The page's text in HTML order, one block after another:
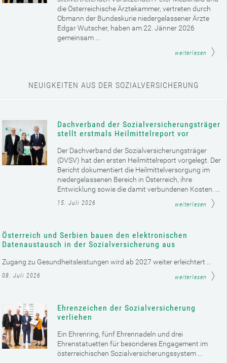
die Österreichische Ärztekammer, vertreten durch
Obmann der Bundeskurie niedergelassener Ärzte
Edgar Wutscher, haben am 22. Jänner 2026
gemeinsam ...
weiterlesen
NEUIGKEITEN AUS DER SOZIALVERSICHERUNG
Dachverband der Sozialversicherungsträger
stellt erstmals Heilmittelreport vor
Der Dachverband der Sozialversicherungsträger
(DVSV) hat den ersten Heilmittelreport vorgelegt. Der
Bericht dokumentiert die Heilmittelversorgung im
niedergelassenen Bereich in Österreich, ihre
Entwicklung sowie die damit verbundenen Kosten. ...
15. Juli 2026 weiterlesen
Österreich und Serbien bauen den elektronischen
Datenaustausch in der Sozialversicherung aus
Zugang zu Gesundheitsleistungen wird ab 2027 weiter erleichtert ...
08. Juli 2026 weiterlesen
Ehrenzeichen der Sozialversicherung
verliehen
Ein Ehrenring, fünf Ehrennadeln und drei
Ehrenstatuetten für besonderes Engagement im
österreichischen Sozialversicherungssystem ...